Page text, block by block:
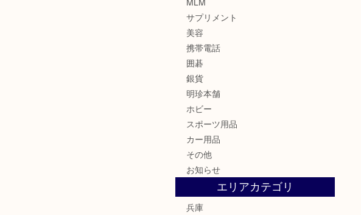
サプリメント
美容
携帯電話
囲碁
銀貨
明珍本舗
ホビー
スポーツ用品
カー用品
その他
お知らせ
エリアカテゴリ
兵庫